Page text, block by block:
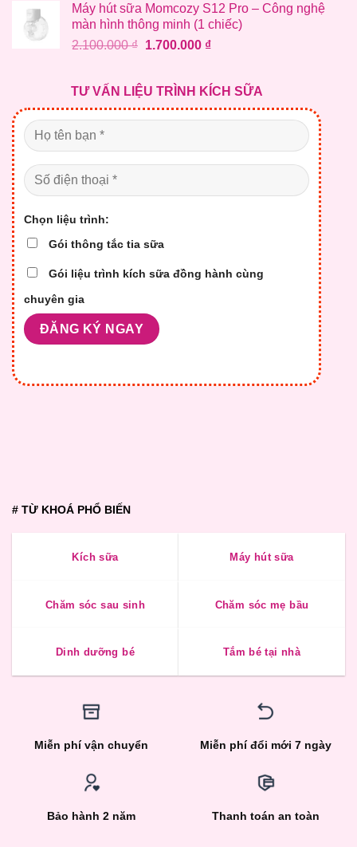
là:
4.900.000 ₫.
tại
là:
2.950.000 ₫.
Máy hút sữa Momcozy S12 Pro – Công nghệ
màn hình thông minh (1 chiếc)
2.100.000₫ Giá
2.100.000 ₫.
1.700.000 ₫Giá
là:
1.700.000 ₫.
TƯ VẤN LIỆU TRÌNH KÍCH SỮA
Chọn liệu trình:
Gói thông tắc tia sữa
Gói liệu trình kích sữa đồng hành cùng
chuyên gia
# TỪ KHOÁ PHỔ BIẾN
Kích sữa Máy hút sữa
Chăm sóc sau sinh Chăm sóc mẹ bầu
Dinh dưỡng bé Tắm bé tại nhà
Miễn phí vận chuyển Miễn phí đổi mới 7 ngày
Bảo hành 2 năm Thanh toán an toàn